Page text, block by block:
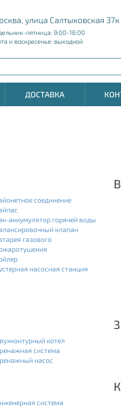
улица Салтыковская 37к
пятница: 9:00-18:00
и воскресенье: выходной
ДОСТАВКА
соединение
аккумулятор горячей воды
клапан
газового
насосная станция
В
котел
система
насос
З
система
К